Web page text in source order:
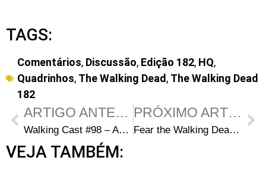
TAGS:
Comentários, Discussão, Edição 182, HQ,
Quadrinhos, The Walking Dead , The Walking Dead
182
ARTIGO ANTERIOR
Walking Cast #98 – Análise do trailer da 9ª temporada de The Walking Dead
PRÓXIMO ARTIGO
Fear the Walking Dead 4ª Temporada Episódio 9 – People Like Us
VEJA TAMBÉM: